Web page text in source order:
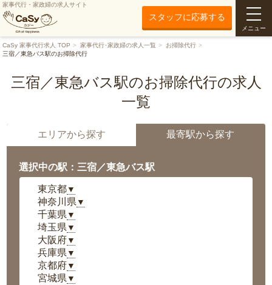
家事代行・家政婦の求人サイト
スタッフに応募する
メニュー
CaSy 家事代行求人 TOP 家事代行･家政婦の求人一覧
お掃除代行
三宿／東急バス駅のお掃除代行
三宿／東急バス駅のお掃除代行の求人
一覧
エリアから探す 最寄駅から探す
選択中の駅：三宿／東急バス駅
東京都▼
神奈川県 ▼
千葉県 ▼
埼玉県 ▼
大阪府▼
兵庫県 ▼
京都府▼
宮城県 ▼